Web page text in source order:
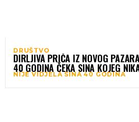
DRUŠTVO
DIRLJIVA PRIČA IZ NOVOG
40 GODINA ČEKA SINA KOJEG
VOLJETI
NIJE VIDJELA SINA 40 GODINA